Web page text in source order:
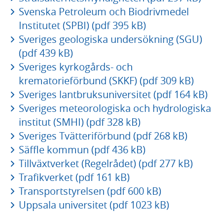
Svenska Petroleum och Biodrivmedel
Institutet (SPBI) (pdf 395 kB)
Sveriges geologiska undersökning (SGU)
(pdf 439 kB)
Sveriges kyrkogårds- och
krematorieförbund (SKKF) (pdf 309 kB)
Sveriges lantbruksuniversitet (pdf 164 kB)
Sveriges meteorologiska och hydrologiska
institut (SMHI) (pdf 328 kB)
Sveriges Tvätteriförbund (pdf 268 kB)
Säffle kommun (pdf 436 kB)
Tillväxtverket (Regelrådet) (pdf 277 kB)
Trafikverket (pdf 161 kB)
Transportstyrelsen (pdf 600 kB)
Uppsala universitet (pdf 1023 kB)